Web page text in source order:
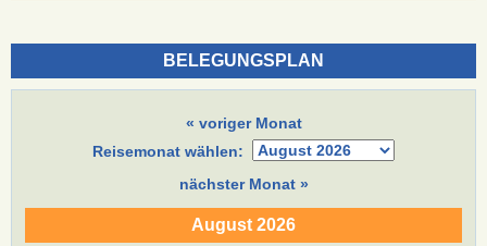
BELEGUNGSPLAN
« voriger Monat
Reisemonat wählen:
nächster Monat »
August 2026